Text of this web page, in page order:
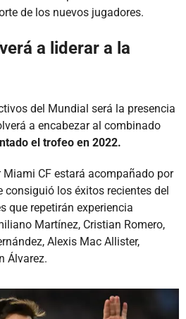
de los nuevos jugadores.
a liderar a la
del Mundial será la presencia
a encabezar al combinado
el trofeo en 2022.
Miami CF estará acompañado por
consiguió los éxitos recientes del
que repetirán experiencia
Martínez, Cristian Romero,
Alexis Mac Allister,
Álvarez.